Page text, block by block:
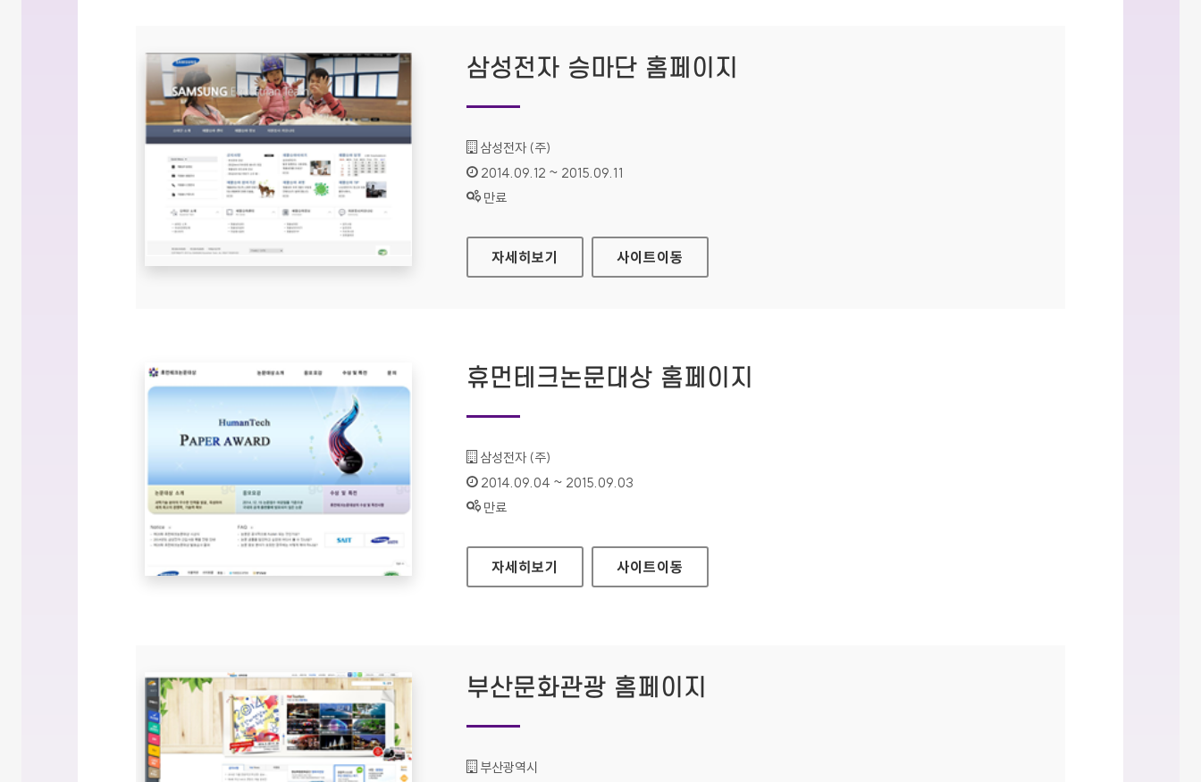
삼성전자 승마단 홈페이지
기관명 :
삼성전자 (주)
인증기간 :
2014.09.12 ~ 2015.09.11
상태 :
만료
삼성전자 승마단 홈페이지
자세히보기 사이트이동
휴먼테크논문대상 홈페이지
기관명 :
삼성전자 (주)
인증기간 :
2014.09.04 ~ 2015.09.03
상태 :
만료
휴먼테크논문대상 홈페이지
자세히보기 사이트이동
부산문화관광 홈페이지
기관명 :
부산광역시